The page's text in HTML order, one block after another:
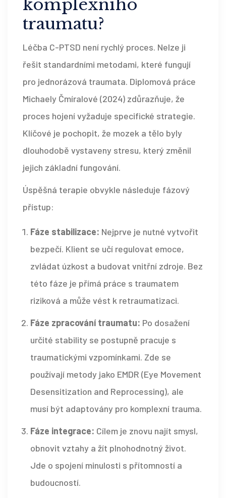
komplexního
traumatu?
Léčba C-PTSD není rychlý proces. Nelze ji
řešit standardními metodami, které fungují
pro jednorázová traumata. Diplomová práce
Michaely Čmíralové (2024) zdůrazňuje, že
proces hojení vyžaduje specifické strategie.
Klíčové je pochopit, že mozek a tělo byly
dlouhodobě vystaveny stresu, který změnil
jejich základní fungování.
Úspěšná terapie obvykle následuje fázový
přístup:
Fáze stabilizace: Nejprve je nutné vytvořit
bezpečí. Klient se učí regulovat emoce,
zvládat úzkost a budovat vnitřní zdroje. Bez
této fáze je přímá práce s traumatem
riziková a může vést k retraumatizaci.
Fáze zpracování traumatu: Po dosažení
určité stability se postupně pracuje s
traumatickými vzpomínkami. Zde se
používají metody jako EMDR (Eye Movement
Desensitization and Reprocessing), ale
musí být adaptovány pro komplexní trauma.
Fáze integrace: Cílem je znovu najít smysl,
obnovit vztahy a žít plnohodnotný život.
Jde o spojení minulosti s přítomností a
budoucností.